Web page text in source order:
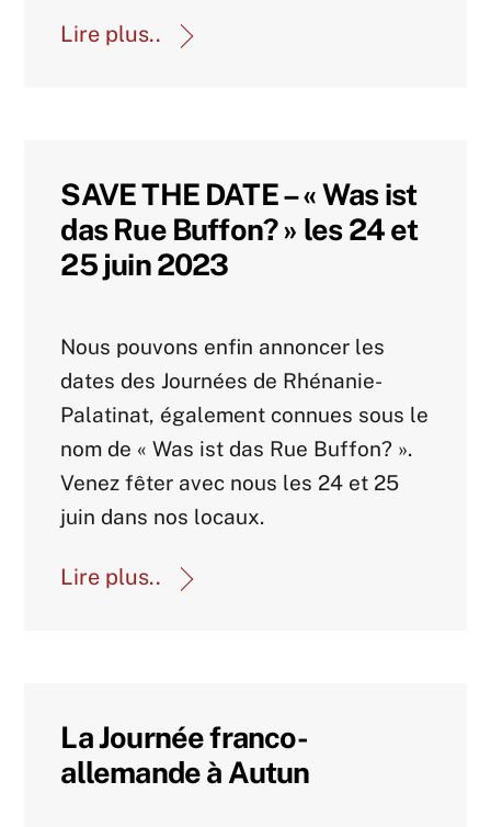
Lire plus..
SAVE THE DATE – « Was ist
das Rue Buffon? » les 24 et
25 juin 2023
Nous pouvons enfin annoncer les
dates des Journées de Rhénanie-
Palatinat, également connues sous le
nom de « Was ist das Rue Buffon? ».
Venez fêter avec nous les 24 et 25
juin dans nos locaux.
Lire plus..
La Journée franco-
allemande à Autun